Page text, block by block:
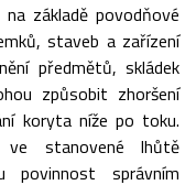
základě povodňové
staveb a zařízení
předmětů, skládek
způsobit zhoršení
koryta níže po toku.
stanovené lhůtě
povinnost správním